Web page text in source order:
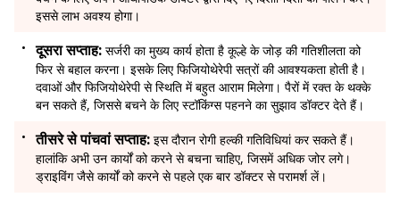
इससे लाभ अवश्य होगा।
दूसरा सप्ताह: सर्जरी का मुख्य कार्य होता है कूल्हे के जोड़ की गतिशीलता को
फिर से बहाल करना। इसके लिए फिजियोथेरेपी सत्रों की आवश्यकता होती है।
दवाओं और फिजियोथेरेपी से स्थिति में बहुत आराम मिलेगा। पैरों में रक्त के थक्के
बन सकते हैं, जिससे बचने के लिए स्टॉकिंग्स पहनने का सुझाव डॉक्टर देते हैं।
तीसरे से पांचवां सप्ताह: इस दौरान रोगी हल्की गतिविधियां कर सकते हैं।
हालांकि अभी उन कार्यों को करने से बचना चाहिए, जिसमें अधिक जोर लगे।
ड्राइविंग जैसे कार्यों को करने से पहले एक बार डॉक्टर से परामर्श लें।